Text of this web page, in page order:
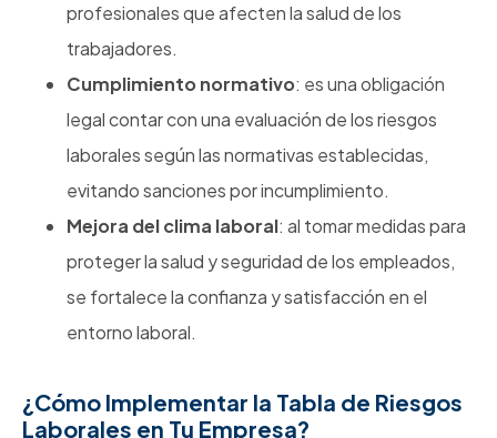
profesionales que afecten la salud de los
trabajadores.
Cumplimiento normativo: es una obligación
legal contar con una evaluación de los riesgos
laborales según las normativas establecidas,
evitando sanciones por incumplimiento.
Mejora del clima laboral: al tomar medidas para
proteger la salud y seguridad de los empleados,
se fortalece la confianza y satisfacción en el
entorno laboral.
¿Cómo Implementar la Tabla de Riesgos
Laborales en Tu Empresa?